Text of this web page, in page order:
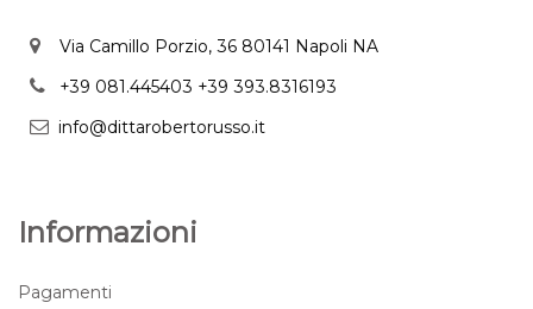
Via Camillo Porzio, 36 80141 Napoli NA
+39 081.445403 +39 393.8316193
info@dittarobertorusso.it
Informazioni
Pagamenti